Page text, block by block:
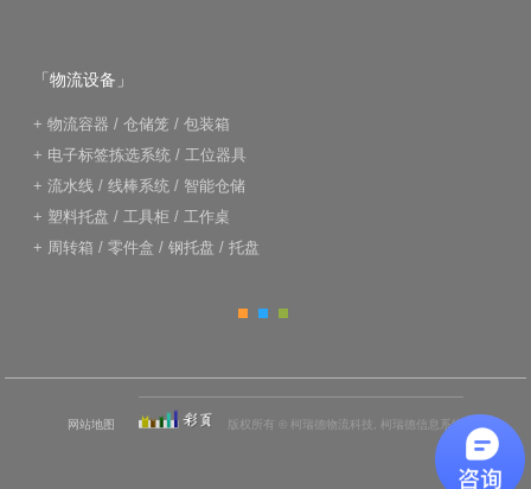
「物流设备」
+ 物流容器 / 仓储笼 / 包装箱
+ 电子标签拣选系统 / 工位器具
+ 流水线 / 线棒系统 / 智能仓储
+ 塑料托盘 / 工具柜 / 工作桌
+ 周转箱 / 零件盒 / 钢托盘 / 托盘
网站地图 版权所有 © 柯瑞德物流科技, 柯瑞德信息系统